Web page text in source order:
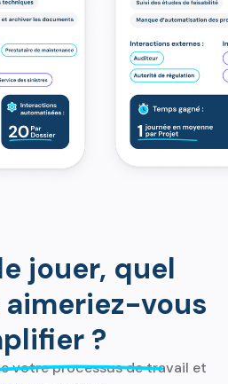
jouer, quel
vous
?
votre processus de travail et